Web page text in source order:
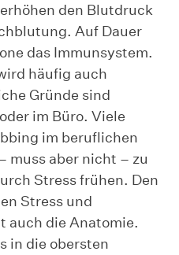
den Blutdruck
Auf Dauer
das Immunsystem.
häufig auch
Gründe sind
im Büro. Viele
im beruflichen
muss aber nicht – zu
Stress frühen. Den
Stress und
auch die Anatomie.
in die obersten